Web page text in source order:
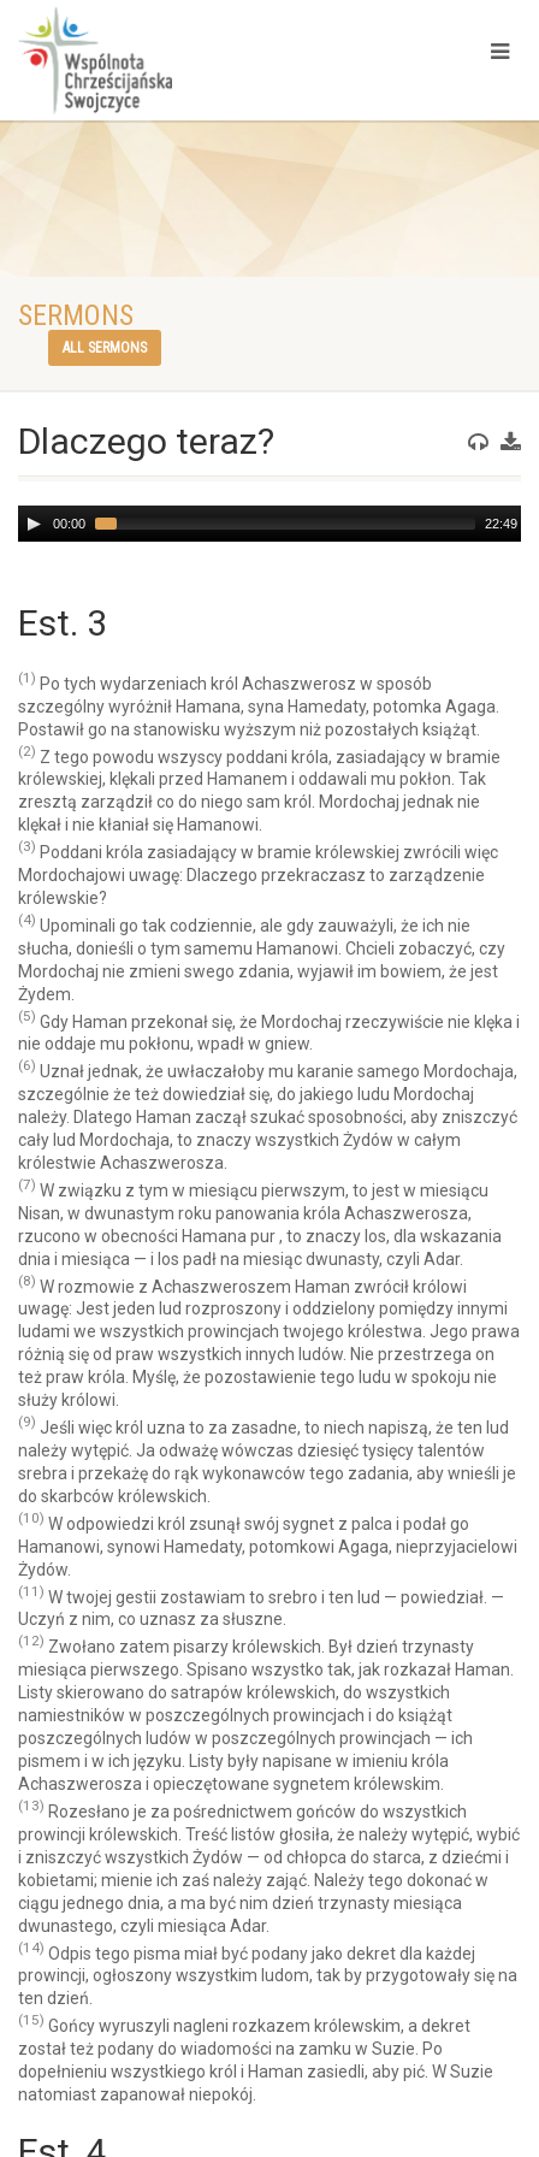
SERMONS
ALL SERMONS
Dlaczego teraz?
Audio
Player
00:00 22:49
Est. 3
(1) Po tych wydarzeniach król Achaszwerosz w sposób
szczególny wyróżnił Hamana, syna Hamedaty, potomka Agaga.
Postawił go na stanowisku wyższym niż pozostałych książąt.
(2) Z tego powodu wszyscy poddani króla, zasiadający w bramie
królewskiej, klękali przed Hamanem i oddawali mu pokłon. Tak
zresztą zarządził co do niego sam król. Mordochaj jednak nie
klękał i nie kłaniał się Hamanowi.
(3) Poddani króla zasiadający w bramie królewskiej zwrócili więc
Mordochajowi uwagę: Dlaczego przekraczasz to zarządzenie
królewskie?
(4) Upominali go tak codziennie, ale gdy zauważyli, że ich nie
słucha, donieśli o tym samemu Hamanowi. Chcieli zobaczyć, czy
Mordochaj nie zmieni swego zdania, wyjawił im bowiem, że jest
Żydem.
(5) Gdy Haman przekonał się, że Mordochaj rzeczywiście nie klęka i
nie oddaje mu pokłonu, wpadł w gniew.
(6) Uznał jednak, że uwłaczałoby mu karanie samego Mordochaja,
szczególnie że też dowiedział się, do jakiego ludu Mordochaj
należy. Dlatego Haman zaczął szukać sposobności, aby zniszczyć
cały lud Mordochaja, to znaczy wszystkich Żydów w całym
królestwie Achaszwerosza.
(7) W związku z tym w miesiącu pierwszym, to jest w miesiącu
Nisan, w dwunastym roku panowania króla Achaszwerosza,
rzucono w obecności Hamana pur , to znaczy los, dla wskazania
dnia i miesiąca — i los padł na miesiąc dwunasty, czyli Adar.
(8) W rozmowie z Achaszweroszem Haman zwrócił królowi
uwagę: Jest jeden lud rozproszony i oddzielony pomiędzy innymi
ludami we wszystkich prowincjach twojego królestwa. Jego prawa
różnią się od praw wszystkich innych ludów. Nie przestrzega on
też praw króla. Myślę, że pozostawienie tego ludu w spokoju nie
służy królowi.
(9) Jeśli więc król uzna to za zasadne, to niech napiszą, że ten lud
należy wytępić. Ja odważę wówczas dziesięć tysięcy talentów
srebra i przekażę do rąk wykonawców tego zadania, aby wnieśli je
do skarbców królewskich.
(10) W odpowiedzi król zsunął swój sygnet z palca i podał go
Hamanowi, synowi Hamedaty, potomkowi Agaga, nieprzyjacielowi
Żydów.
(11) W twojej gestii zostawiam to srebro i ten lud — powiedział. —
Uczyń z nim, co uznasz za słuszne.
(12) Zwołano zatem pisarzy królewskich. Był dzień trzynasty
miesiąca pierwszego. Spisano wszystko tak, jak rozkazał Haman.
Listy skierowano do satrapów królewskich, do wszystkich
namiestników w poszczególnych prowincjach i do książąt
poszczególnych ludów w poszczególnych prowincjach — ich
pismem i w ich języku. Listy były napisane w imieniu króla
Achaszwerosza i opieczętowane sygnetem królewskim.
(13) Rozesłano je za pośrednictwem gońców do wszystkich
prowincji królewskich. Treść listów głosiła, że należy wytępić, wybić
i zniszczyć wszystkich Żydów — od chłopca do starca, z dziećmi i
kobietami; mienie ich zaś należy zająć. Należy tego dokonać w
ciągu jednego dnia, a ma być nim dzień trzynasty miesiąca
dwunastego, czyli miesiąca Adar.
(14) Odpis tego pisma miał być podany jako dekret dla każdej
prowincji, ogłoszony wszystkim ludom, tak by przygotowały się na
ten dzień.
(15) Gońcy wyruszyli nagleni rozkazem królewskim, a dekret
został też podany do wiadomości na zamku w Suzie. Po
dopełnieniu wszystkiego król i Haman zasiedli, aby pić. W Suzie
natomiast zapanował niepokój.